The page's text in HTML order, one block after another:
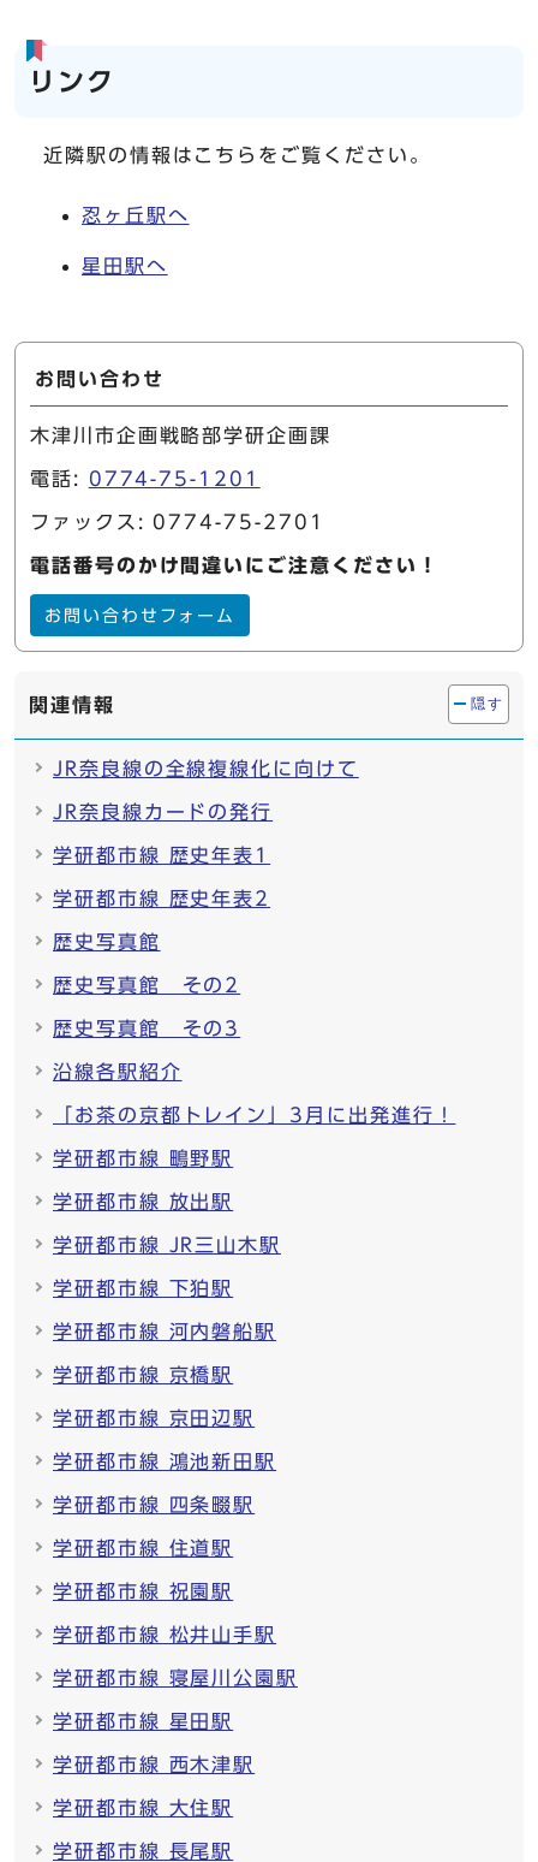
リンク
近隣駅の情報はこちらをご覧ください。
忍ヶ丘駅へ
星田駅へ
お問い合わせ
木津川市企画戦略部学研企画課
電話: 0774-75-1201
ファックス: 0774-75-2701
電話番号のかけ間違いにご注意ください！
お問い合わせフォーム
関連情報 隠す
JR奈良線の全線複線化に向けて
JR奈良線カードの発行
学研都市線 歴史年表1
学研都市線 歴史年表2
歴史写真館
歴史写真館 その2
歴史写真館 その3
沿線各駅紹介
「お茶の京都トレイン」3月に出発進行！
学研都市線 鴫野駅
学研都市線 放出駅
学研都市線 JR三山木駅
学研都市線 下狛駅
学研都市線 河内磐船駅
学研都市線 京橋駅
学研都市線 京田辺駅
学研都市線 鴻池新田駅
学研都市線 四条畷駅
学研都市線 住道駅
学研都市線 祝園駅
学研都市線 松井山手駅
学研都市線 寝屋川公園駅
学研都市線 星田駅
学研都市線 西木津駅
学研都市線 大住駅
学研都市線 長尾駅